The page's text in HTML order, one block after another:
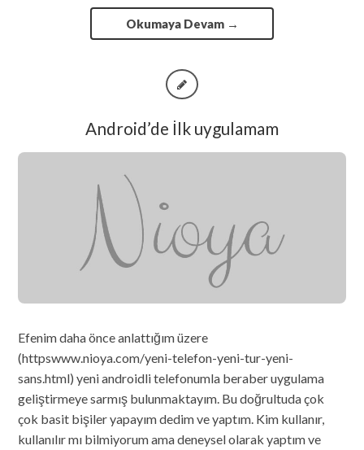
Okumaya Devam →
Android’de İlk uygulamam
Efenim daha önce anlattığım üzere
(httpswww.nioya.com/yeni-telefon-yeni-tur-yeni-
sans.html) yeni androidli telefonumla beraber uygulama
geliştirmeye sarmış bulunmaktayım. Bu doğrultuda çok
çok basit bişiler yapayım dedim ve yaptım. Kim kullanır,
kullanılır mı bilmiyorum ama deneysel olarak yaptım ve